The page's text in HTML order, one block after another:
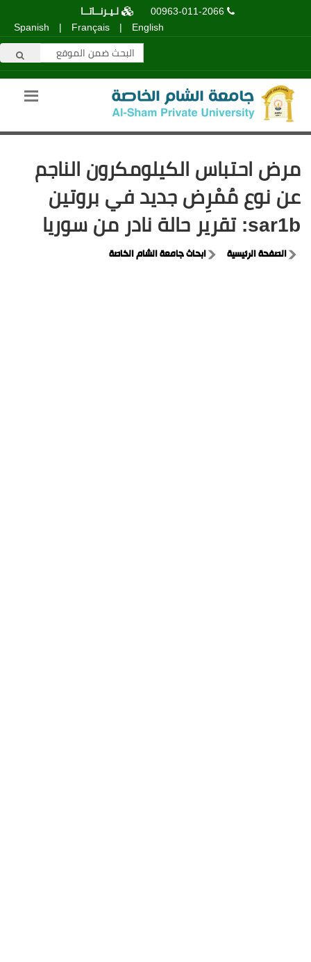
00963-011-2066
لـيـرنــاتــا
English
|
Français
|
Spanish
مرض احتباس الكيلومكرون الناجم
عن نوع مُمْرِض جديد في بروتين
sar1b: تقرير حالة نادر من سوريا
الصفحة الرئيسية ابحاث جامعة الشام الخاصة